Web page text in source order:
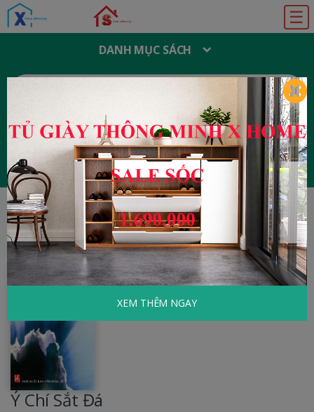
☰
DANH MỤC SÁCH
T
M
I
:
Đăng ký Đăng nhập
HOME Tâm Lý - Kỹ Năng Sống
Ý Chí Sắt
Đá
Ý Chí Sắt Đá
XEM THÊM NGAY